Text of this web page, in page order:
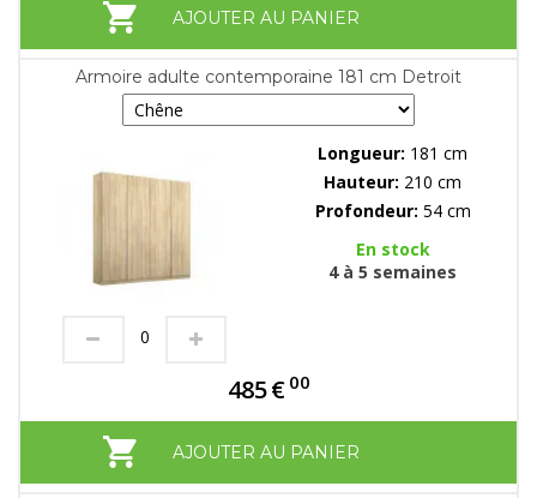
AJOUTER AU PANIER
Armoire adulte contemporaine 181 cm Detroit
Longueur: 181 cm
Hauteur: 210 cm
Profondeur: 54 cm
En stock
4 à 5 semaines
485€ 00
AJOUTER AU PANIER